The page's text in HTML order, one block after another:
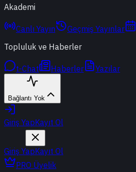
Akademi
Canlı Yayın Geçmiş Yayınlar
Topluluk ve Haberler
t-Chat Haberler Yazılar
Bağlantı Yok
Giriş YapKayıt Ol
Giriş YapKayıt Ol
PRO Üyelik